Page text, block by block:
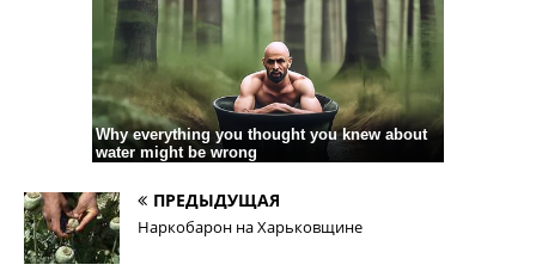
ПРЕДЫДУЩАЯ
Наркобарон на Харьковщине